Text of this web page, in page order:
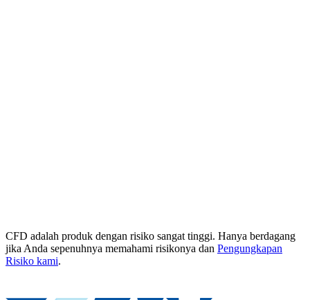
CFD adalah produk dengan risiko sangat tinggi. Hanya berdagang
jika Anda sepenuhnya memahami risikonya dan Pengungkapan
Risiko kami.